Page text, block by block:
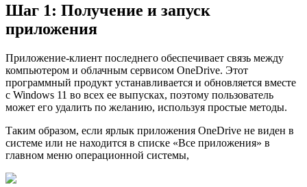
Шаг 1: Получение и запуск
приложения
Приложение-клиент последнего обеспечивает связь между
компьютером и облачным сервисом OneDrive. Этот
программный продукт устанавливается и обновляется вместе
с Windows 11 во всех ее выпусках, поэтому пользователь
может его удалить по желанию, используя простые методы.
Таким образом, если ярлык приложения OneDrive не виден в
системе или не находится в списке «Все приложения» в
главном меню операционной системы,